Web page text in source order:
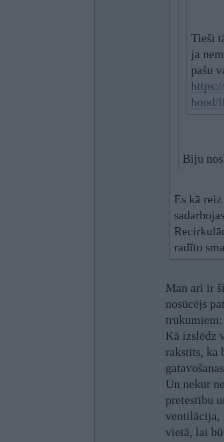
Tieši
ja
pašu
hood/
Biju
Es kā
radīto
Man arī ir
nosūcējs
trūkumiem:
Kā izslēdz
rakstīts, ka
Un nekur
pretestību
ventilācija,
vietā, lai